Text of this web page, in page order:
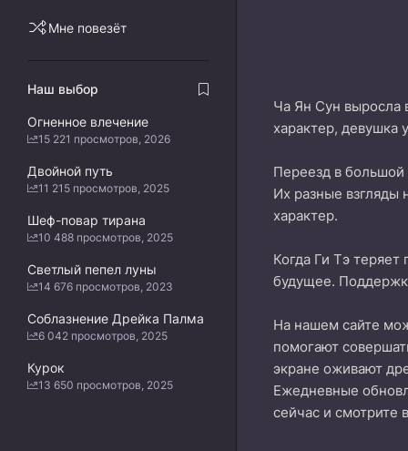
Ча Ян Сун выросла
характер, девушка
Переезд в
Их разные взгляды
характер.
Когда Ги Тэ теряет
будущее.
На нашем сайте
помогают
экране оживают
Ежедневные
сейчас и смотрите
Мне повезёт
Наш выбор
Огненное влечение
15 221 просмотров, 2026
Двойной путь
11 215 просмотров, 2025
Шеф-повар тирана
10 488 просмотров, 2025
Светлый пепел луны
14 676 просмотров, 2023
Соблазнение Дрейка Палма
6 042 просмотров, 2025
Курок
13 650 просмотров, 2025